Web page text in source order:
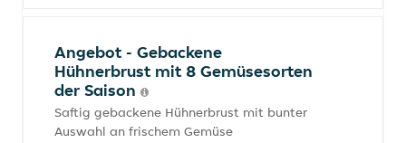
Angebot - Gebackene
Hühnerbrust mit 8 Gemüsesorten
der Saison
Saftig gebackene Hühnerbrust mit bunter
Auswahl an frischem Gemüse